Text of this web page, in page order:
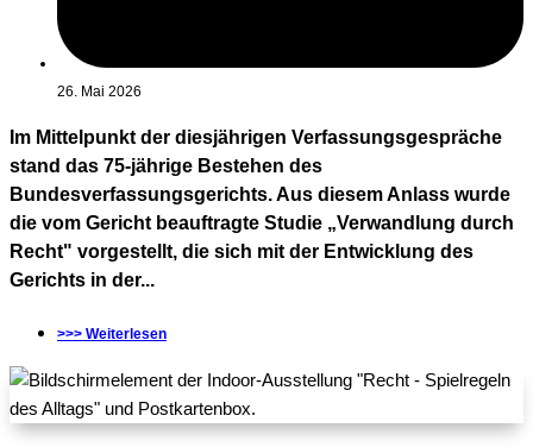
26. Mai 2026
Im Mittelpunkt der diesjährigen Verfassungsgespräche
stand das 75-jährige Bestehen des
Bundesverfassungsgerichts. Aus diesem Anlass wurde
die vom Gericht beauftragte Studie „Verwandlung durch
Recht" vorgestellt, die sich mit der Entwicklung des
Gerichts in der...
>>> Weiterlesen